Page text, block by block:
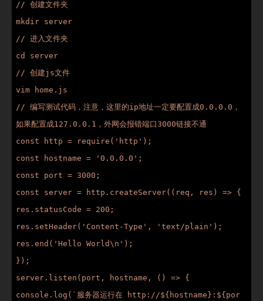
// 创建文件夹
mkdir server
// 进入文件夹
cd server
// 创建js文件
vim home.js
// 编写测试代码，注意，这里的ip地址一定要配置成0.0.0.0，
如果配置成127.0.0.1，外网会报错端口3000链接不通
const http = require('http');
const hostname = '0.0.0.0';
const port = 3000;
const server = http.createServer((req, res) => {
res.statusCode = 200;
res.setHeader('Content-Type', 'text/plain');
res.end('Hello World\n');
});
server.listen(port, hostname, () => {
console.log(`服务器运行在 http://${hostname}:${por